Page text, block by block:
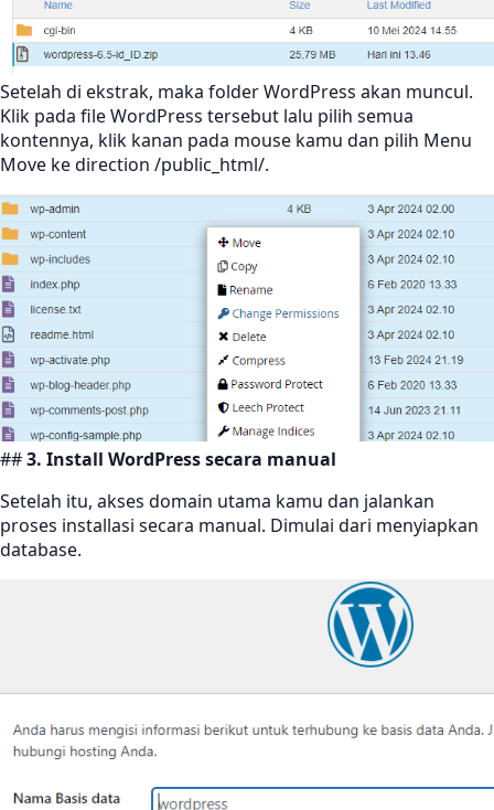
Setelah di ekstrak, maka folder WordPress akan muncul.
Klik pada file WordPress tersebut lalu pilih semua
kontennya, klik kanan pada mouse kamu dan pilih Menu
Move ke direction /public_html/.
##3. Install WordPress secara manual
Setelah itu, akses domain utama kamu dan jalankan
proses installasi secara manual. Dimulai dari menyiapkan
database.